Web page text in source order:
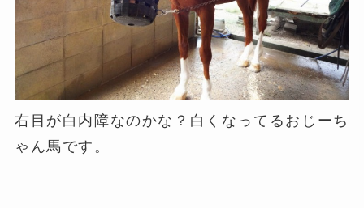
右目が白内障なのかな？白くなってるおじーち
ゃん馬です。